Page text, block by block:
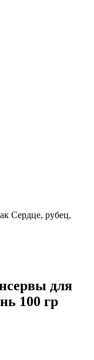
Сердце, рубец,
для
100 гр